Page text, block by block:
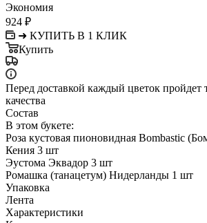
Экономия
924 ₽
➜ КУПИТЬ В 1 КЛИК
Купить
Перед доставкой каждый цветок пройдет
качества
Состав
В этом букете:
Роза кустовая пионовидная Bombastic
Кения 3 шт
Эустома Эквадор 3 шт
Ромашка (танацетум) Нидерланды 1 шт
Упаковка
Лента
Характеристики